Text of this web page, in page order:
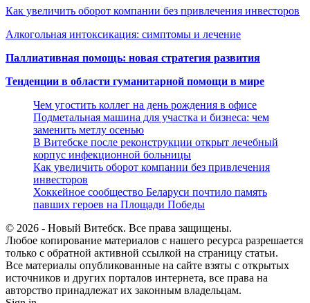
Как увеличить оборот компании без привлечения инвесторов
Алкогольная интоксикация: симптомы и лечение
Паллиативная помощь: новая стратегия развития
Тенденции в области гуманитарной помощи в мире
Чем угостить коллег на день рождения в офисе
Подметальная машина для участка и бизнеса: чем
заменить метлу осенью
В Витебске после реконструкции открыт лечебный
корпус инфекционной больницы
Как увеличить оборот компании без привлечения
инвесторов
Хоккейное сообщество Беларуси почтило память
павших героев на Площади Победы
© 2026 - Новый Витебск. Все права защищены.
Любое копирование материалов с нашего ресурса разрешается
только с обратной активной ссылкой на страницу статьи.
Все материалы опубликованные на сайте взяты с открытых
источников и других порталов интернета, все права на
авторство принадлежат их законным владельцам.